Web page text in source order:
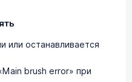
или останавливается
brush error» при